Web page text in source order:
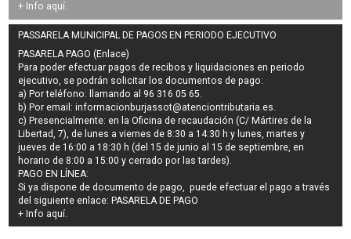
+ Info aquí.
PASSARELA MUNICIPAL DE PAGOS EN PERIODO EJECUTIVO
PASARELA PAGO (Enlace)
Para poder efectuar pagos derecibos y liquidaciones en periodo
ejecutivo, se podrán solicitar los documentos de pago:
a) Por teléfono: llamando al 96 316 05 65.
b) Por email:informacionburjassot@atenciontributaria.es.
c) Presencialmente: en la Oficina de recaudación (C/ Mártires de la
Libertad, 7), de lunes a viernes de 8:30 a 14:30 h y lunes, martes y
jueves de 16:00 a 18:30 h (del 15 de junio al 15 de septiembre, en
horario de 8:00 a 15:00 y cerrado por las tardes).
PAGO EN LÍNEA:
Si ya dispone de documento de pago, puede efectuar el pago a través
del siguiente enlace:PASARELA DE PAGO
+ Info aquí.